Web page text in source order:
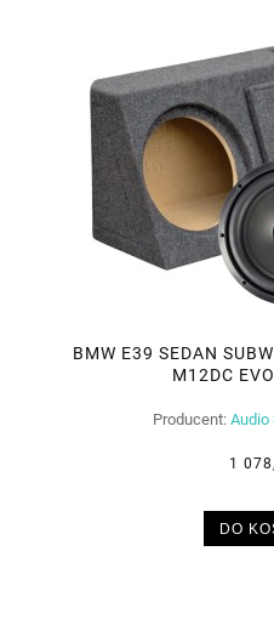
BMW E39 SEDAN
M12DC
Producent: Audio
1
DO